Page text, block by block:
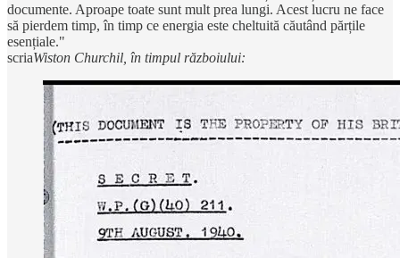
documente. Aproape toate sunt mult prea lungi. Acest lucru ne face
să pierdem timp, în timp ce energia este cheltuită căutând părțile
esențiale."
scriaWiston Churchil, în timpul războiului: